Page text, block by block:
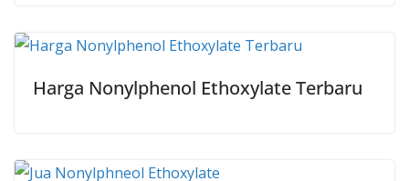
Harga Nonylphenol Ethoxylate Terbaru